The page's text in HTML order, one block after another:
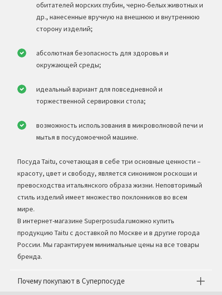
обитателей морских глубин, черно-белых животных и
др., нанесенные вручную на внешнюю и внутреннюю
сторону изделий;
абсолютная безопасность для здоровья и
окружающей среды;
идеальный вариант для повседневной и
торжественной сервировки стола;
возможность использования в микроволновой печи и
мытья в посудомоечной машине.
Посуда Taitu, сочетающая в себе три основные ценности –
красоту, цвет и свободу, является синонимом роскоши и
превосходства итальянского образа жизни. Неповторимый
стиль изделий имеет множество поклонников во всем
мире.
В интернет-магазине Superposuda.ruможно купить
продукцию Taitu с доставкой по Москве и в другие города
России. Мы гарантируем минимальные цены на все товары
бренда.
Почему покупают в Суперпосуде